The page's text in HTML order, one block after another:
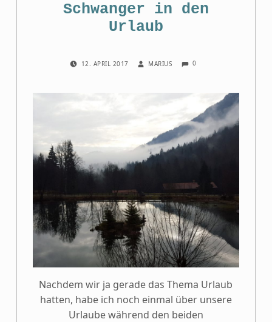
Schwanger in den
Urlaub
12. APRIL 2017 MARIUS 0
Nachdem wir ja gerade das Thema Urlaub
hatten, habe ich noch einmal über unsere
Urlaube während den beiden